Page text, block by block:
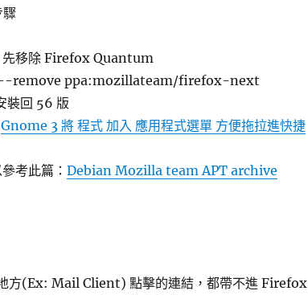
移除 Firefox Quantum
remove ppa:mozillateam/firefox-next
回 56 版
Gnome 3 將 程式 加入 應用程式選單 方便拖拉進快捷
考此篇： Debian Mozilla team APT archive
方(Ex: Mail Client) 點擊的連結，都帶不進 Firefox